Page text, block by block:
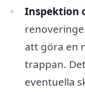
Inspektion
att göra en
trappan.
eventuella